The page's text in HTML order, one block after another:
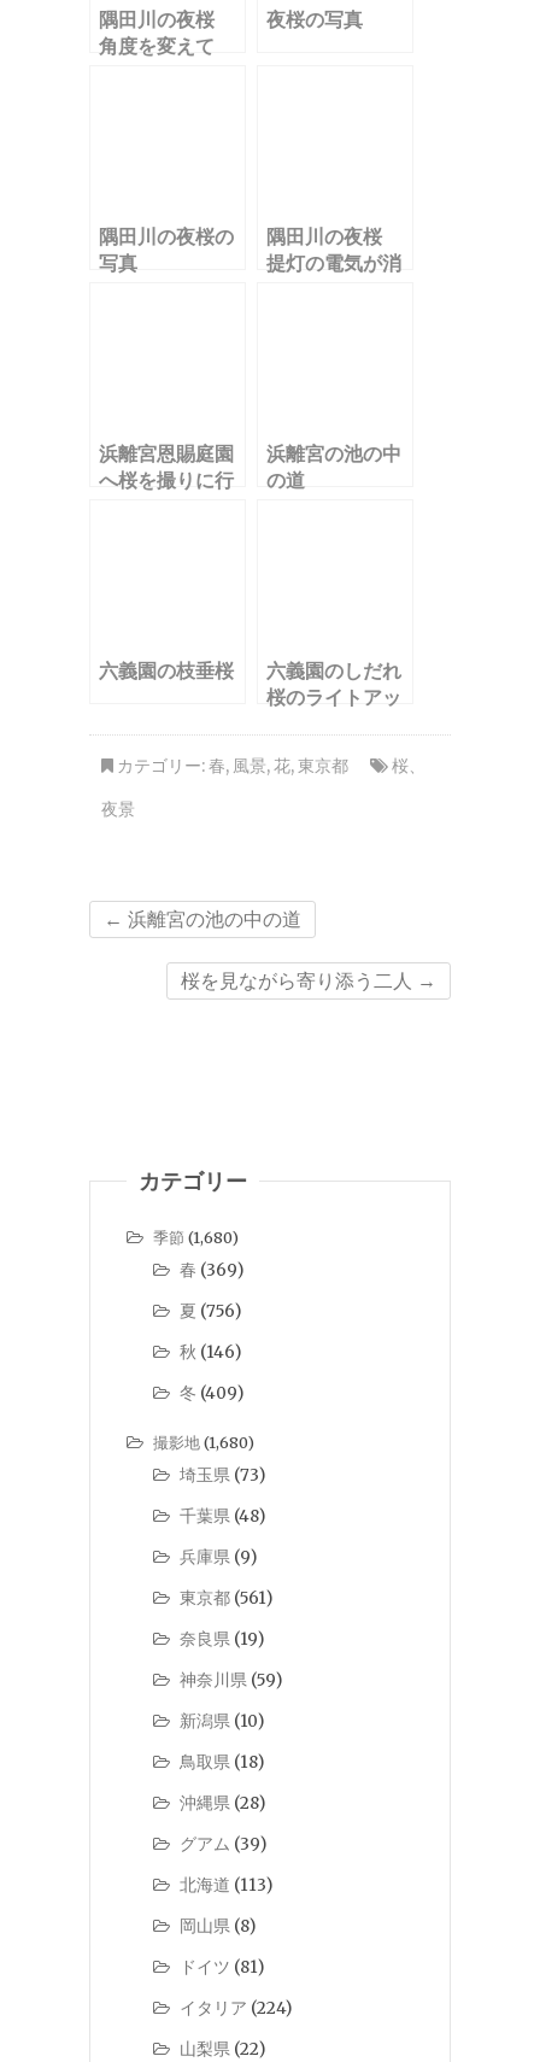
隅田川の夜桜
角度を変えて
夜桜の写真
隅田川の夜桜の
写真
隅田川の夜桜
提灯の電気が消
浜離宮恩賜庭園
へ桜を撮りに行
浜離宮の池の中
の道
六義園の枝垂桜
六義園のしだれ
桜のライトアッ
カテゴリー:春, 風景,花,東京都 桜、
夜景
← 浜離宮の池の中の道
桜を見ながら寄り添う二人 →
カテゴリー
季節 (1,680)
春 (369)
夏 (756)
秋 (146)
冬 (409)
撮影地(1,680)
埼玉県 (73)
千葉県 (48)
兵庫県 (9)
東京都 (561)
奈良県 (19)
神奈川県 (59)
新潟県 (10)
鳥取県 (18)
沖縄県 (28)
グアム (39)
北海道 (113)
岡山県 (8)
ドイツ (81)
イタリア (224)
山梨県 (22)